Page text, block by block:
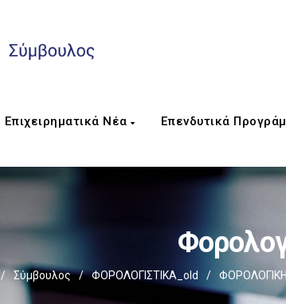
Επιχειρηματικά Νέα Επενδυτικά
/ Σύμβουλος / ΦΟΡΟΛΟΓΙΣΤΙΚΑ_old /